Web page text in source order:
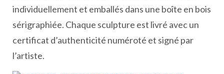
individuellement et emballés dans une boîte en bois
sérigraphiée. Chaque sculpture est livré avec un
certificat d’authenticité numéroté et signé par
l’artiste.